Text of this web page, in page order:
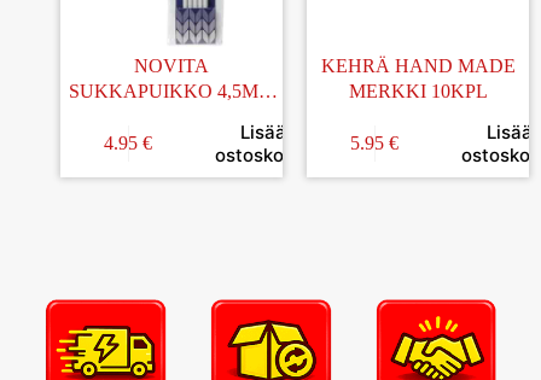
NOVITA
SUKKAPUIKKO 4,5MM
4.95 €
Lisää
ostoskoriin
KEHRÄ HAND MADE
MERKKI 10KPL
5.95 €
Lisää